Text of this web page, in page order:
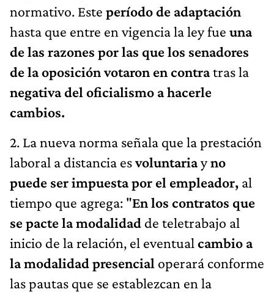
normativo. Este período de adaptación
hasta que entre en vigencia la ley fue una
de las razones por las que los senadores
de la oposición votaron en contratras la
negativa del oficialismo a hacerle
cambios.
2. La nueva norma señala que la prestación
laboral a distancia esvoluntariayno
puede ser impuesta por el empleador, al
tiempo que agrega: "En los contratos que
se pacte la modalidad de teletrabajo al
inicio de la relación, el eventual cambio a
la modalidad presencial operará conforme
las pautas que se establezcan en la